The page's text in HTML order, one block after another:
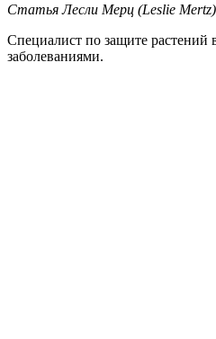
Статья Лесли Мерц (Leslie
Специалист по защите растений
заболеваниями.